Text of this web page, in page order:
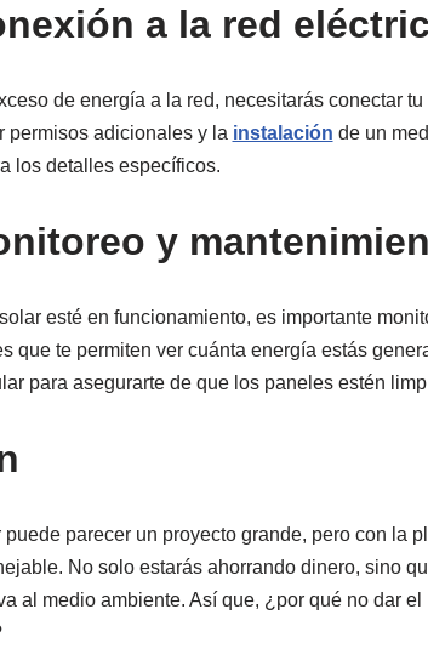
a la red
de energía a la red, necesitarás conectar
permisos adicionales y la instalación de un
los detalles específicos.
y
esté en funcionamiento, es importante
que te permiten ver cuánta energía estás
para asegurarte de que los paneles estén
puede parecer un proyecto grande, pero con la
No solo estarás ahorrando dinero, sino
al medio ambiente. Así que, ¿por qué no dar